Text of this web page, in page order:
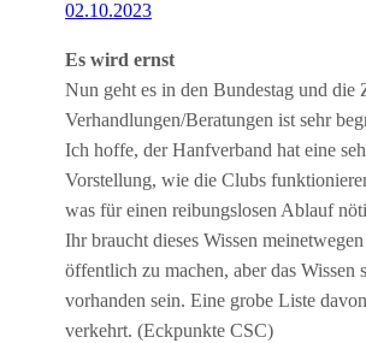
02.10.2023
Es wird ernst
Nun geht es in den Bundestag und die
Verhandlungen/Beratungen ist sehr
Ich hoffe, der Hanfverband hat eine
Vorstellung, wie die Clubs
was für einen reibungslosen Ablauf
Ihr braucht dieses Wissen
öffentlich zu machen, aber das Wissen
vorhanden sein. Eine grobe Liste
verkehrt. (Eckpunkte CSC)